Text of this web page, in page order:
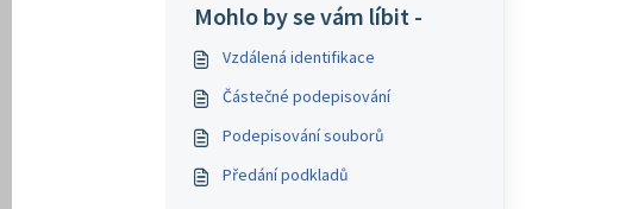
Mohlo by se vám líbit -
Vzdálená identifikace
Částečné podepisování
Podepisování souborů
Předání podkladů